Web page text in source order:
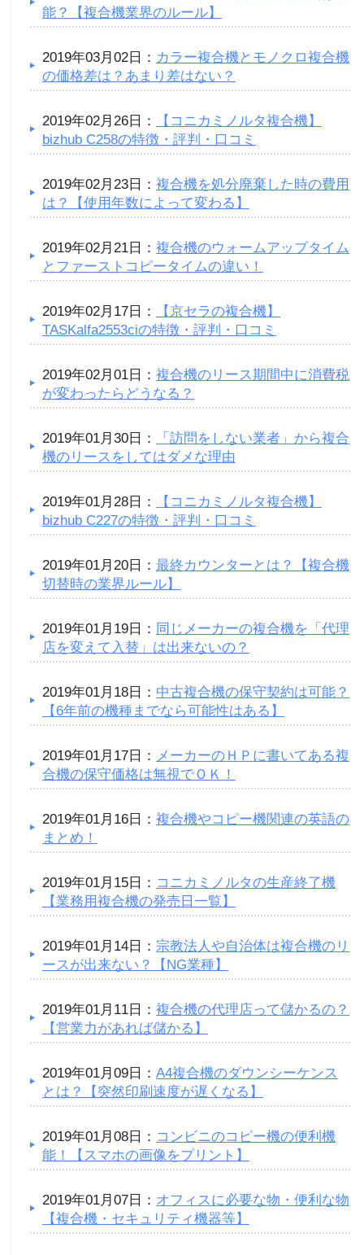
能？【複合機業界のルール】
2019年03月02日： カラー複合機とモノクロ複合機
の価格差は？あまり差はない？
2019年02月26日：
【コニカミノルタ複合機】
bizhub C258の特徴・評判・口コミ
2019年02月23日： 複合機を処分廃棄した時の費用
は？【使用年数によって変わる】
2019年02月21日： 複合機のウォームアップタイム
とファーストコピータイムの違い！
2019年02月17日：
【京セラの複合機】
TASKalfa2553ciの特徴・評判・口コミ
2019年02月01日： 複合機のリース期間中に消費税
が変わったらどうなる？
2019年01月30日：
「訪問をしない業者」から複合
機のリースをしてはダメな理由
2019年01月28日：
【コニカミノルタ複合機】
bizhub C227の特徴・評判・口コミ
2019年01月20日： 最終カウンターとは？【複合機
切替時の業界ルール】
2019年01月19日： 同じメーカーの複合機を「代理
店を変えて入替」は出来ないの？
2019年01月18日： 中古複合機の保守契約は可能？
【6年前の機種までなら可能性はある】
2019年01月17日： メーカーのＨＰに書いてある複
合機の保守価格は無視でＯＫ！
2019年01月16日： 複合機やコピー機関連の英語の
まとめ！
2019年01月15日： コニカミノルタの生産終了機
【業務用複合機の発売日一覧】
2019年01月14日： 宗教法人や自治体は複合機のリ
ースが出来ない？【NG業種】
2019年01月11日： 複合機の代理店って儲かるの？
【営業力があれば儲かる】
2019年01月09日： A4複合機のダウンシーケンス
とは？【突然印刷速度が遅くなる】
2019年01月08日： コンビニのコピー機の便利機
能！【スマホの画像をプリント】
2019年01月07日： オフィスに必要な物・便利な物
【複合機・セキュリティ機器等】